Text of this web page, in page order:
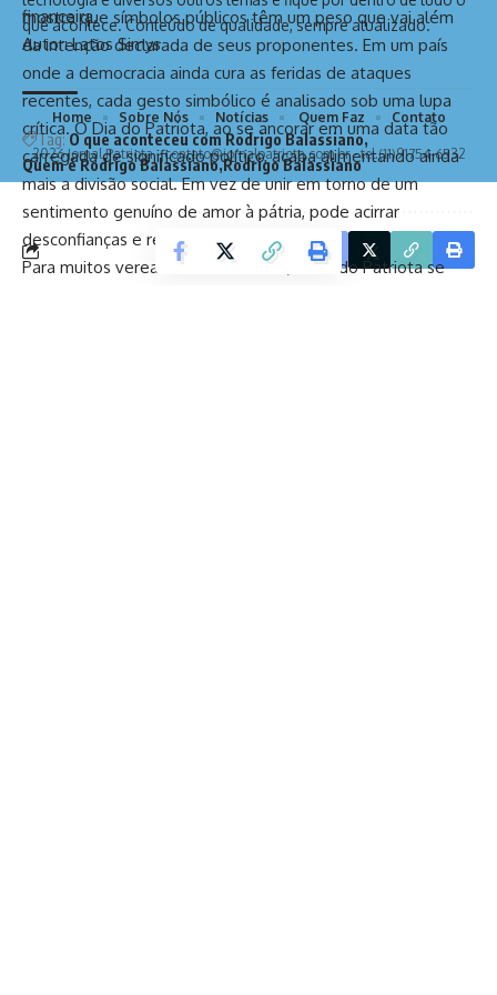
financeira.
Autor: Latos Simys
Tag: O que aconteceu com Rodrigo Balassiano
Quem é Rodrigo Balassiano Rodrigo Balassiano
Facebook
mostra que símbolos públicos têm um peso que vai além
da intenção declarada de seus proponentes. Em um país
onde a democracia ainda cura as feridas de ataques
recentes, cada gesto simbólico é analisado sob uma lupa
crítica. O Dia do Patriota, ao se ancorar em uma data tão
carregada de significado político, acaba alimentando ainda
mais a divisão social. Em vez de unir em torno de um
sentimento genuíno de amor à pátria, pode acirrar
desconfianças e ressentimentos.
Para muitos vereadores e cidadãos, o Dia do Patriota se
que acontece. Conteúdo de qualidade, sempre atualizado.
2026 Jornal Patriota -contato@jornalpatriota.com.br- tel.(11)91754-6532
Home Sobre Nós Notícias Quem Faz Contato